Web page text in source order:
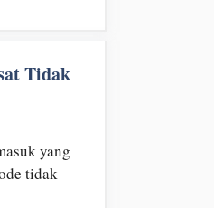
Tidak
yang
tidak